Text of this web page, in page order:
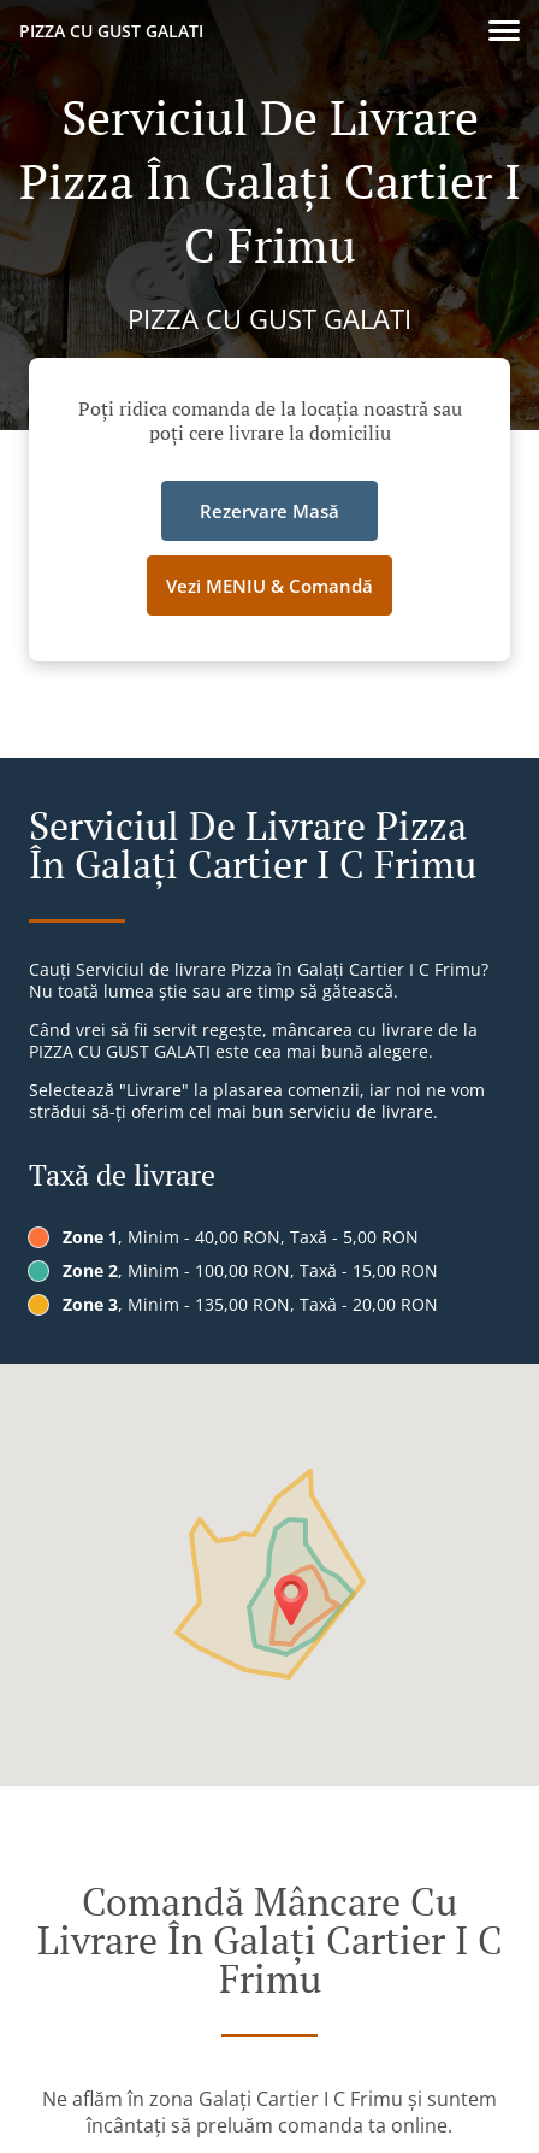
PIZZA CU GUST GALATI
Serviciul De Livrare
Pizza În Galați Cartier I
C Frimu
PIZZA CU GUST GALATI
Poți ridica comanda de la locația noastră sau
poți cere livrare la domiciliu
Rezervare Masă
Vezi MENIU & Comandă
Serviciul De Livrare Pizza
În Galați Cartier I C Frimu
Cauți Serviciul de livrare Pizza în Galați Cartier I C Frimu?
Nu toată lumea știe sau are timp să gătească.
Când vrei să fii servit regește, mâncarea cu livrare de la
PIZZA CU GUST GALATI este cea mai bună alegere.
Selectează "Livrare" la plasarea comenzii, iar noi ne vom
strădui să-ți oferim cel mai bun serviciu de livrare.
Taxă de livrare
Zone 1, Minim - 40,00 RON, Taxă - 5,00 RON
Zone 2, Minim - 100,00 RON, Taxă - 15,00 RON
Zone 3, Minim - 135,00 RON, Taxă - 20,00 RON
Comandă Mâncare Cu
Livrare În Galați Cartier I C
Frimu
Ne aflăm în zona Galați Cartier I C Frimu și suntem
încântați să preluăm comanda ta online.